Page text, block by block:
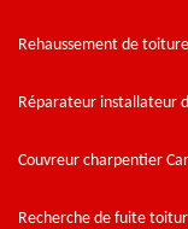
Rehaussement de
Réparateur installateur
Couvreur charpentier
Recherche de fuite